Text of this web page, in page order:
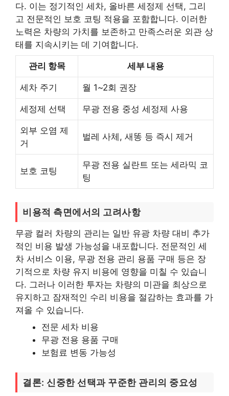
다. 이는 정기적인 세차, 올바른 세정제 선택, 그리
고 전문적인 보호 코팅 적용을 포함합니다. 이러한
노력은 차량의 가치를 보존하고 만족스러운 외관 상
태를 지속시키는 데 기여합니다.
관리 항목 세부 내용
세차 주기 월 1~2회 권장
세정제 선택 무광 전용 중성 세정제 사용
외부 오염 제
거
벌레 사체, 새똥 등 즉시 제거
보호 코팅
무광 전용 실란트 또는 세라믹 코
팅
비용적 측면에서의 고려사항
무광 컬러 차량의 관리는 일반 유광 차량 대비 추가
적인 비용 발생 가능성을 내포합니다. 전문적인 세
차 서비스 이용, 무광 전용 관리 용품 구매 등은 장
기적으로 차량 유지 비용에 영향을 미칠 수 있습니
다. 그러나 이러한 투자는 차량의 미관을 최상으로
유지하고 잠재적인 수리 비용을 절감하는 효과를 가
져올 수 있습니다.
전문 세차 비용
무광 전용 용품 구매
보험료 변동 가능성
결론: 신중한 선택과 꾸준한 관리의 중요성